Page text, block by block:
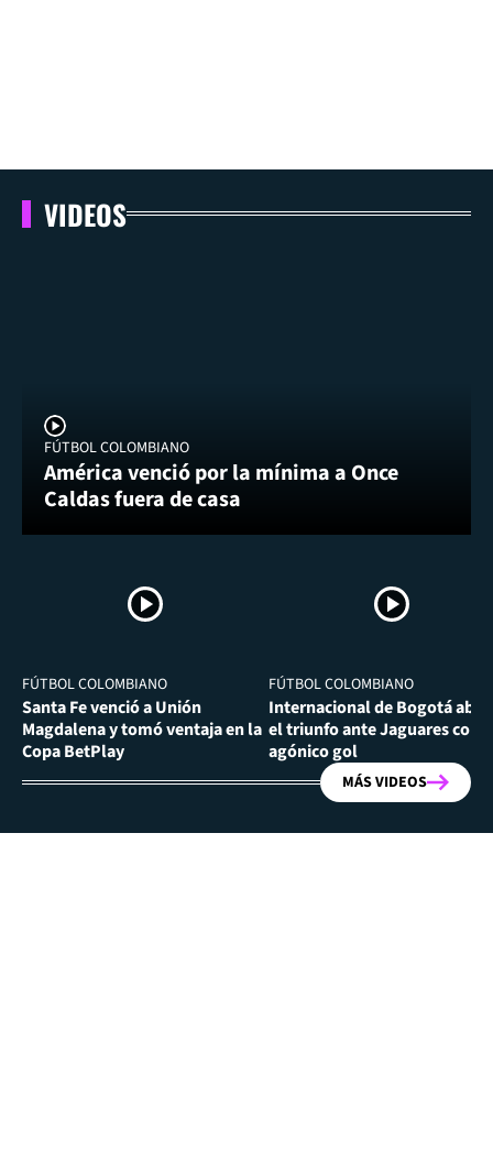
VIDEOS
FÚTBOL COLOMBIANO
América venció por la mínima a Once
Caldas fuera de casa
FÚTBOL COLOMBIANO
Santa Fe venció a Unión
Magdalena y tomó ventaja en la
Copa BetPlay
FÚTBOL COLOMBIANO
Internacional de Bogotá
el triunfo ante Jaguares con
agónico gol
MÁS VIDEOS